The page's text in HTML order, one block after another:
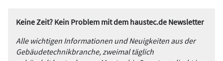
Keine Zeit? Kein Problem mit dem haustec.de Newsletter
Alle wichtigen Informationen und Neuigkeiten aus der
Gebäudetechnikbranche, zweimal täglich